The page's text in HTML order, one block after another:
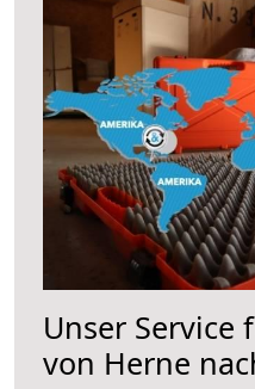
Unser
von Herne